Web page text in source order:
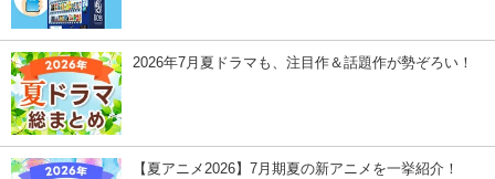
2026年7月夏ドラマも、注目作＆話題作が勢ぞろい！
【夏アニメ2026】7月期夏の新アニメを一挙紹介！